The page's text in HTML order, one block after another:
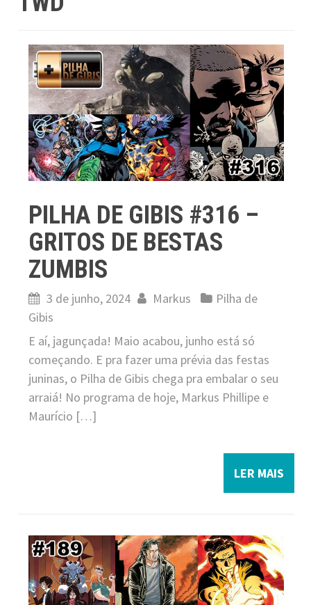
PILHA DE GIBIS #316 –
GRITOS DE BESTAS
ZUMBIS
3 de junho, 2024 Markus
Pilha de
Gibis
E aí, jagunçada! Maio acabou, junho está só
começando. E pra fazer uma prévia das festas
juninas, o Pilha de Gibis chega pra embalar o seu
arraiá! No programa de hoje, Markus Phillipe e
Maurício […]
LER MAIS